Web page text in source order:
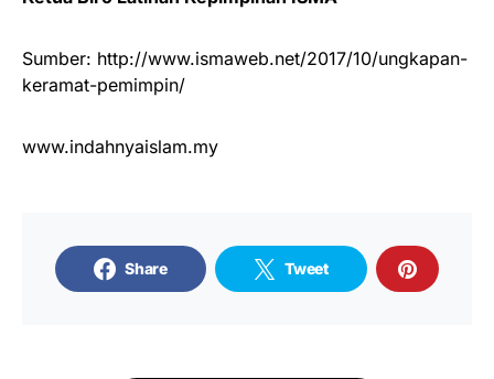
Sumber: http://www.ismaweb.net/2017/10/ungkapan-
keramat-pemimpin/
www.indahnyaislam.my
Share Tweet